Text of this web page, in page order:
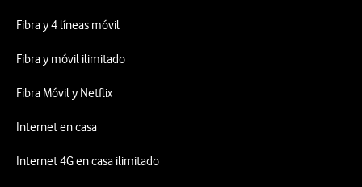
Fibra y 4 líneas móvil
Fibra y móvil ilimitado
Fibra Móvil y Netflix
Internet en casa
Internet 4G en casa ilimitado